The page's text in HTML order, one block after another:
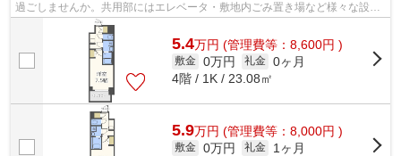
過ごしませんか。共用部にはエレベータ・敷地内ごみ置き場など様々な設備
やサービスが揃っているので便利です。イ...
5.4万円 (管理費等：8,600円 )
敷金 0万円 礼金 0ヶ月
4階 / 1K / 23.08㎡
5.9万円 (管理費等：8,000円 )
敷金 0万円 礼金
1ヶ月